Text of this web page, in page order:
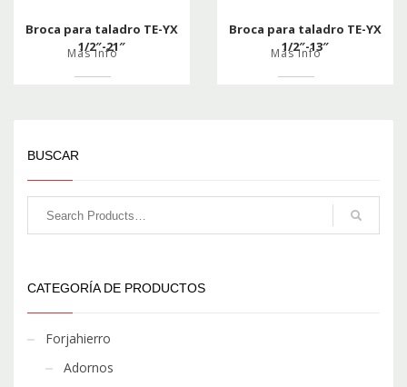
Broca para taladro TE-YX
1/2″-21″
Más info
Broca para taladro TE-YX
1/2″-13″
Más info
BUSCAR
CATEGORÍA DE PRODUCTOS
Forjahierro
Adornos